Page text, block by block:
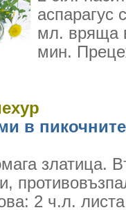
аспарагус
мл. вряща
мин.
в
златица.
2 ч.л.